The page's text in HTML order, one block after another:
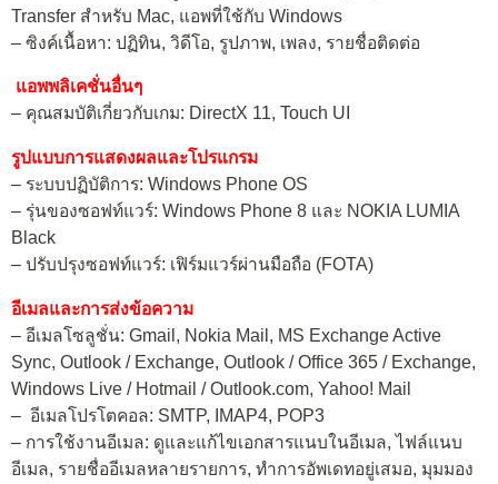
Transfer สำหรับ Mac, แอพที่ใช้กับ Windows
– ซิงค์เนื้อหา: ปฏิทิน, วิดีโอ, รูปภาพ, เพลง, รายชื่อติดต่อ
แอพพลิเคชั่นอื่นๆ
– คุณสมบัติเกี่ยวกับเกม: DirectX 11, Touch UI
รูปแบบการแสดงผลและโปรแกรม
– ระบบปฏิบัติการ: Windows Phone OS
– รุ่นของซอฟท์แวร์: Windows Phone 8 และ NOKIA LUMIA
Black
– ปรับปรุงซอฟท์แวร์: เฟิร์มแวร์ผ่านมือถือ (FOTA)
อีเมลและการส่งข้อความ
– อีเมลโซลูชั่น: Gmail, Nokia Mail, MS Exchange Active
Sync, Outlook / Exchange, Outlook / Office 365 / Exchange,
Windows Live / Hotmail / Outlook.com, Yahoo! Mail
– อีเมลโปรโตคอล: SMTP, IMAP4, POP3
– การใช้งานอีเมล: ดูและแก้ไขเอกสารแนบในอีเมล, ไฟล์แนบ
อีเมล, รายชื่ออีเมลหลายรายการ, ทำการอัพเดทอยู่เสมอ, มุมมอง